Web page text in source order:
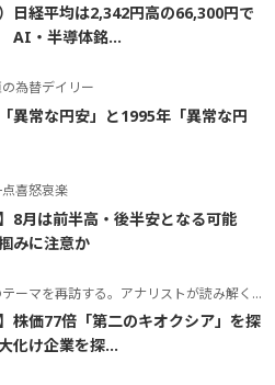
）日経平均は2,342円高の66,300円で
AI・半導体銘...
為替デイリー
「異常な円安」と1995年「異常な円
喜怒哀楽
】8月は前半高・後半安となる可能
みに注意か
ーマを再訪する。アナリストが読み解くテーマの本質
】株価77倍「第二のキオクシア」を探
化け企業を探...